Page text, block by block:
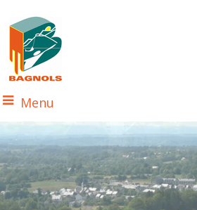
Menu